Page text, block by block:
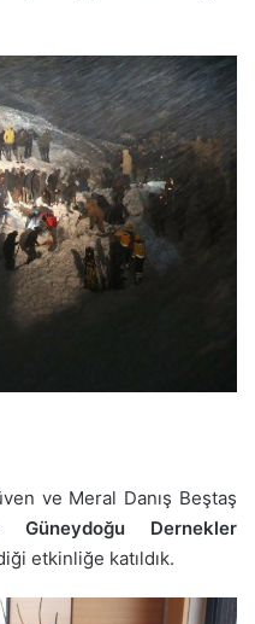
ve Meral Danış Beştaş
Dernekler
etkinliğe katıldık.